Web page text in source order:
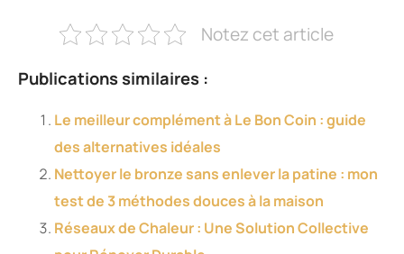
Notez cet article
Publications similaires :
Le meilleur complément à Le Bon Coin : guide
des alternatives idéales
Nettoyer le bronze sans enlever la patine : mon
test de 3 méthodes douces à la maison
Réseaux de Chaleur : Une Solution Collective